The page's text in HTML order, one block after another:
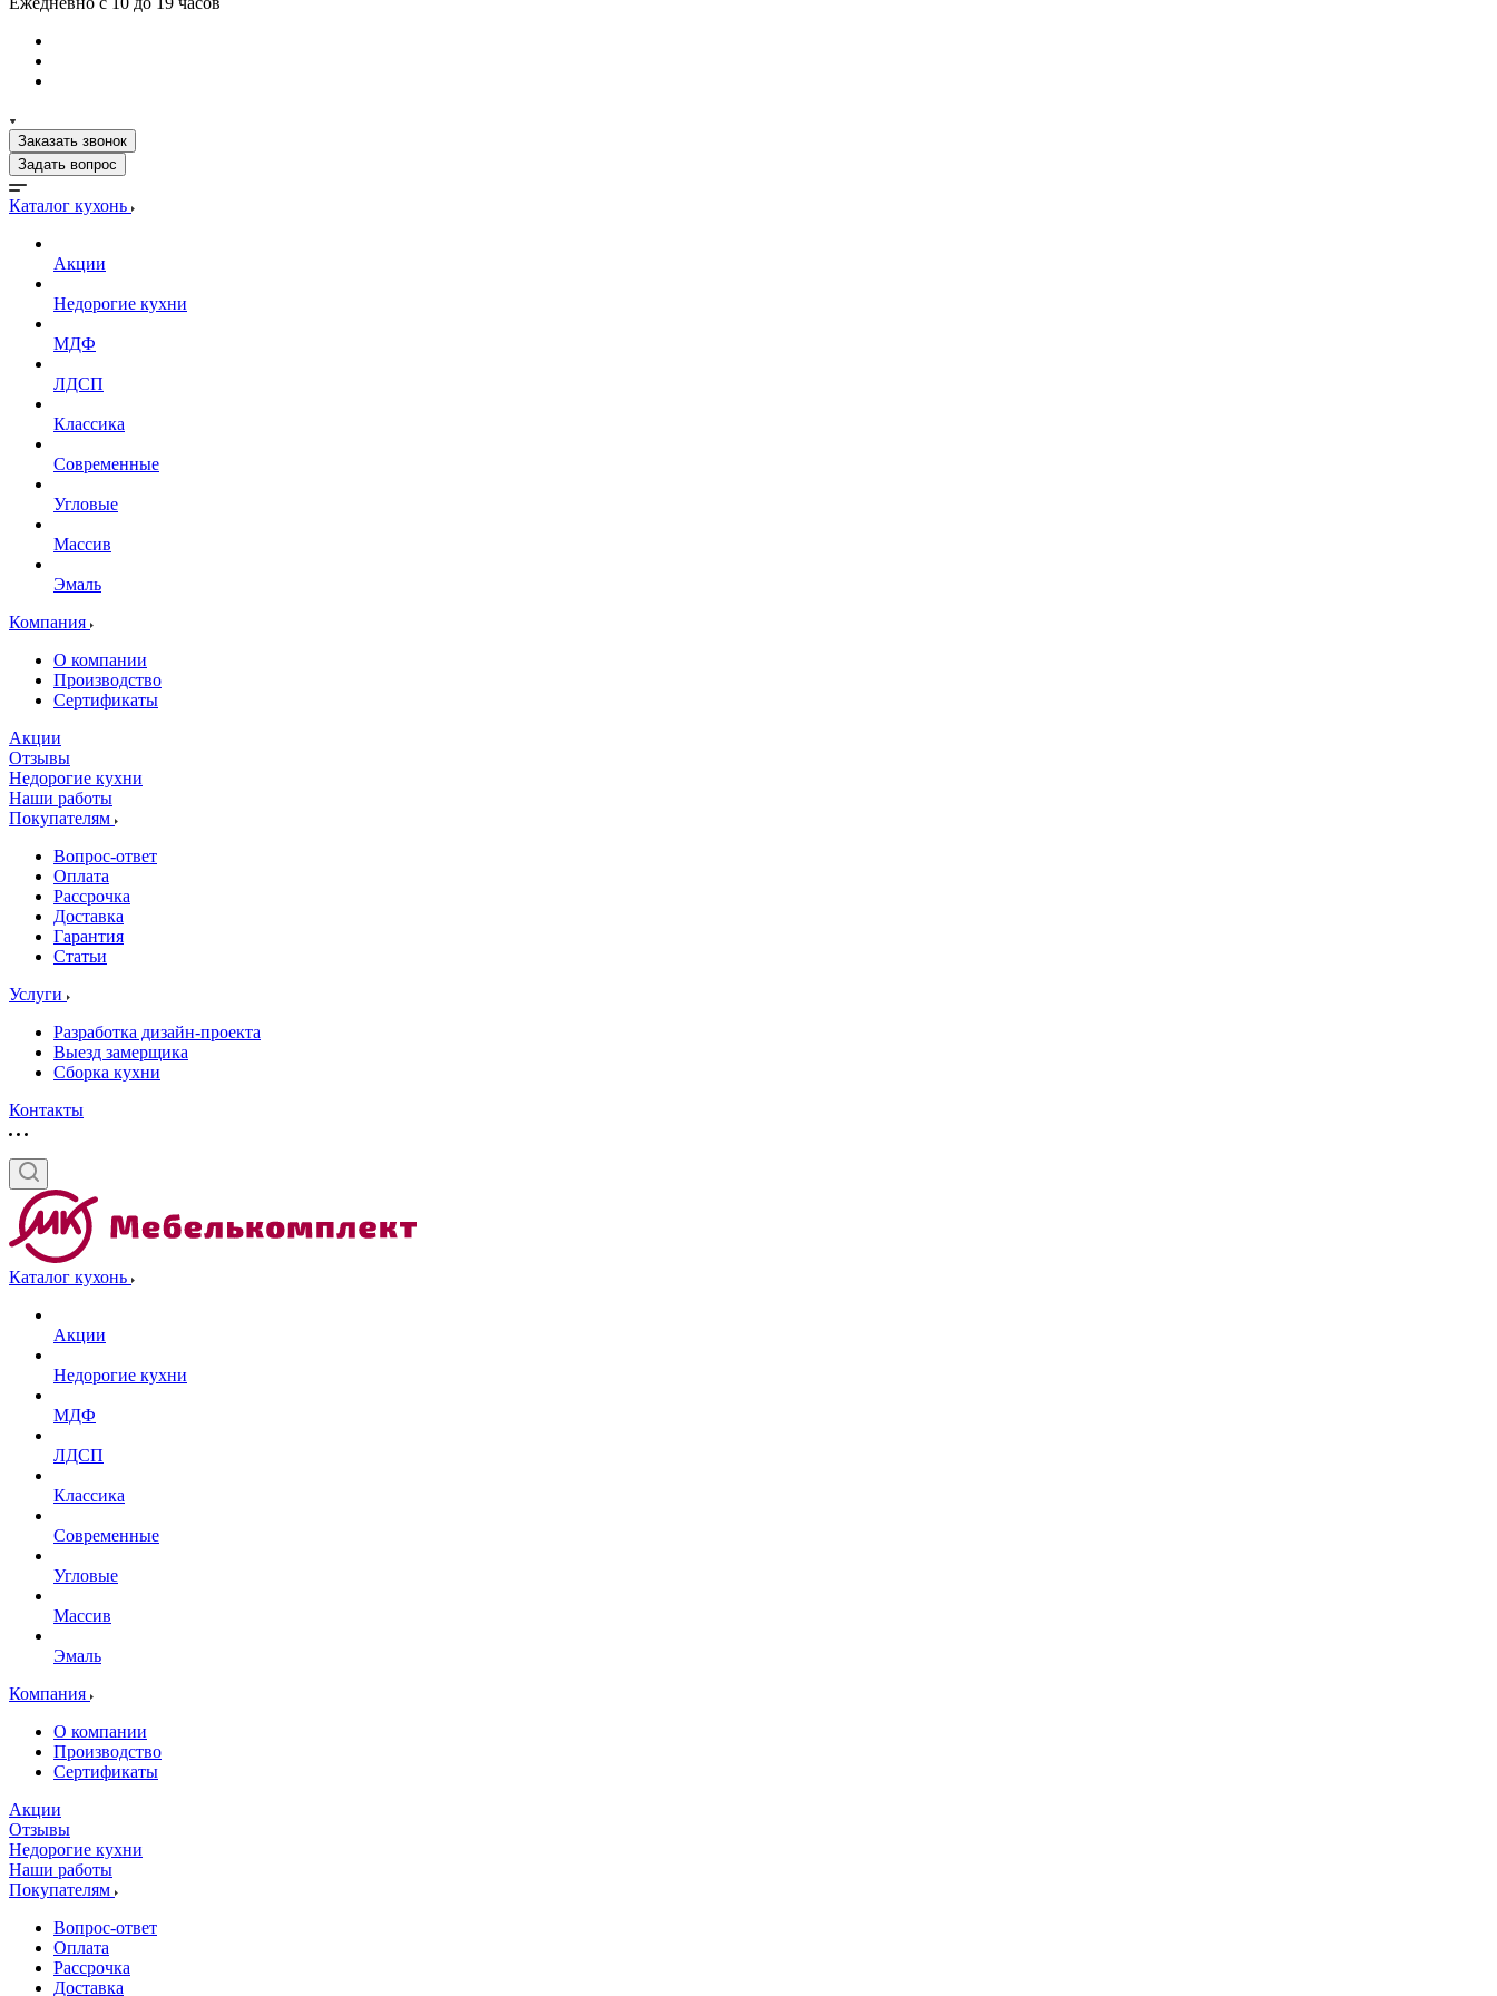
Заказать звонок
Задать вопрос
Каталог кухонь
Акции
Недорогие кухни
МДФ
ЛДСП
Классика
Современные
Угловые
Массив
Эмаль
Компания
О компании
Производство
Сертификаты
Акции
Отзывы
Недорогие кухни
Наши работы
Покупателям
Вопрос-ответ
Оплата
Рассрочка
Доставка
Гарантия
Статьи
Услуги
Разработка дизайн-проекта
Выезд замерщика
Сборка кухни
Контакты
Каталог кухонь
Акции
Недорогие кухни
МДФ
ЛДСП
Классика
Современные
Угловые
Массив
Эмаль
Компания
О компании
Производство
Сертификаты
Акции
Отзывы
Недорогие кухни
Наши работы
Покупателям
Вопрос-ответ
Оплата
Рассрочка
Доставка